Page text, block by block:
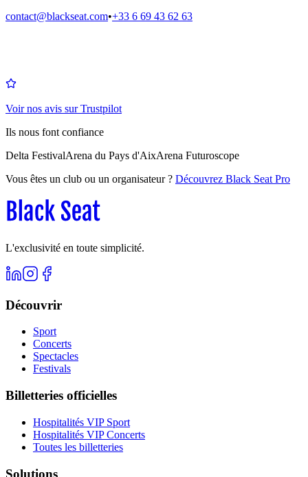
contact@blackseat.com•+33 6 69 43 62 63
Voir nos avis sur Trustpilot
Ils nous font confiance
Delta FestivalArena du Pays d'AixArena Futuroscope
Vous êtes un club ou un organisateur ? Découvrez Black Seat Pro
L'exclusivité en toute simplicité.
Découvrir
Sport
Concerts
Spectacles
Festivals
Billetteries officielles
Hospitalités VIP Sport
Hospitalités VIP Concerts
Toutes les billetteries
Solutions